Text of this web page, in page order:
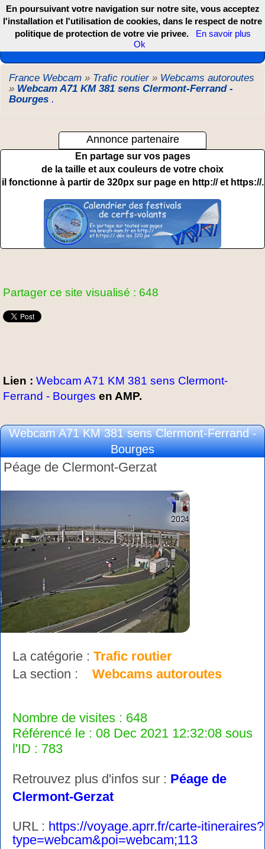
Les webcams de France, DOM TOM et COM
France Webcam » Trafic routier» Webcams autoroutes
» Webcam A71 KM 381 sens Clermont-Ferrand -
Bourges .
Annonce partenaire
En partage sur vos pages
de la taille et aux couleurs de votre choix
il fonctionne à partir de 320px sur page en http:// et https://.
Partager ce site visualisé : 648
Lien : Webcam A71 KM 381 sens Clermont-
Ferrand - Bourges en AMP.
Webcam A71 KM 381 sens Clermont-Ferrand -
Bourges
Péage de Clermont-Gerzat
La catégorie : Trafic routier
La section : Webcams autoroutes
Nombre de visites : 648
Référencé le : 08 Dec 2021 12:32:08 sous
l'ID : 783
Retrouvez plus d'infos sur : Péage de
Clermont-Gerzat
URL : https://voyage.aprr.fr/carte-itineraires?
type=webcam&poi=webcam;113
En poursuivant votre navigation sur notre site, vous acceptez
l'installation et l'utilisation de cookies, dans le respect de notre
politique de protection de votre vie privee.
En savoir plus
Ok